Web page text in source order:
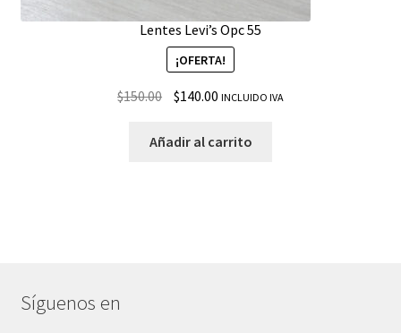
Lentes Levi’s Opc 55
¡OFERTA!
$150.00 $140.00 INCLUIDO IVA
Añadir al carrito
Síguenos en